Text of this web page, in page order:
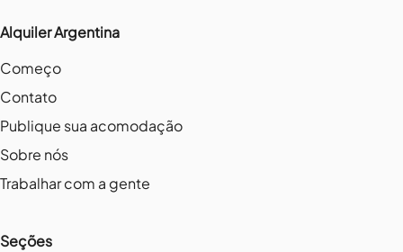
Alquiler Argentina
Começo
Contato
Publique sua acomodação
Sobre nós
Trabalhar com a gente
Seções